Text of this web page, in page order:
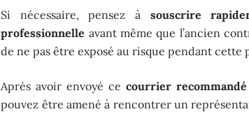
Si nécessaire, pensez à souscrire
professionnelle avant même que l’ancien
de ne pas être exposé au risque pendant
Après avoir envoyé cecourrier
pouvez être amené à rencontrer un